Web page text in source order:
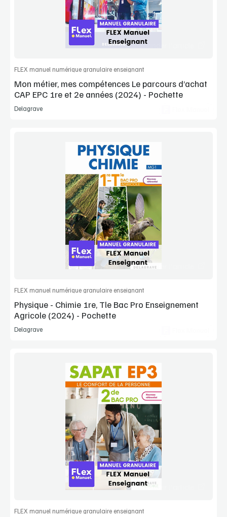
Commander l'article
FLEX manuel numérique granulaire enseignant
Mon métier, mes compétences Le parcours d’achat
CAP EPC 1re et 2e années (2024) - Pochette
Delagrave
Voir la démo
Manuel complet
Commander l'article
FLEX manuel numérique granulaire enseignant
Physique - Chimie 1re, Tle Bac Pro Enseignement
Agricole (2024) - Pochette
Delagrave
Voir la démo
Manuel complet
Commander l'article
FLEX manuel numérique granulaire enseignant